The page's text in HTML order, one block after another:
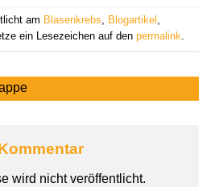
am Blasenkrebs Blogartikel
ein Lesezeichen auf den permalink
wird nicht veröffentlicht.